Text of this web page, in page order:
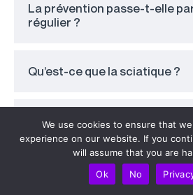
La prévention passe-t-elle
régulier ?
Qu’est-ce que la sciatique ?
Les infiltrations de cortisone
efficaces ?
Le surpoids augmente-t-il le
We use cookies to ensure that
experience on our website. If you
will assume that you are
Ok
No